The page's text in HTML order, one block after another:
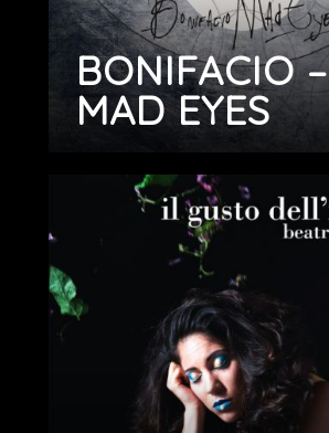
BONIFACIO –
MAD EYES